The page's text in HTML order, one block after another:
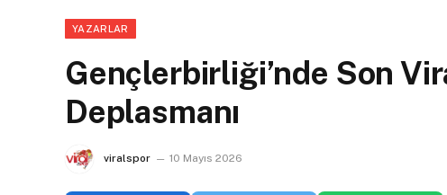
YAZARLAR
Gençlerbirliği’nde Son
Deplasmanı
viralspor 10 Mayıs 2026